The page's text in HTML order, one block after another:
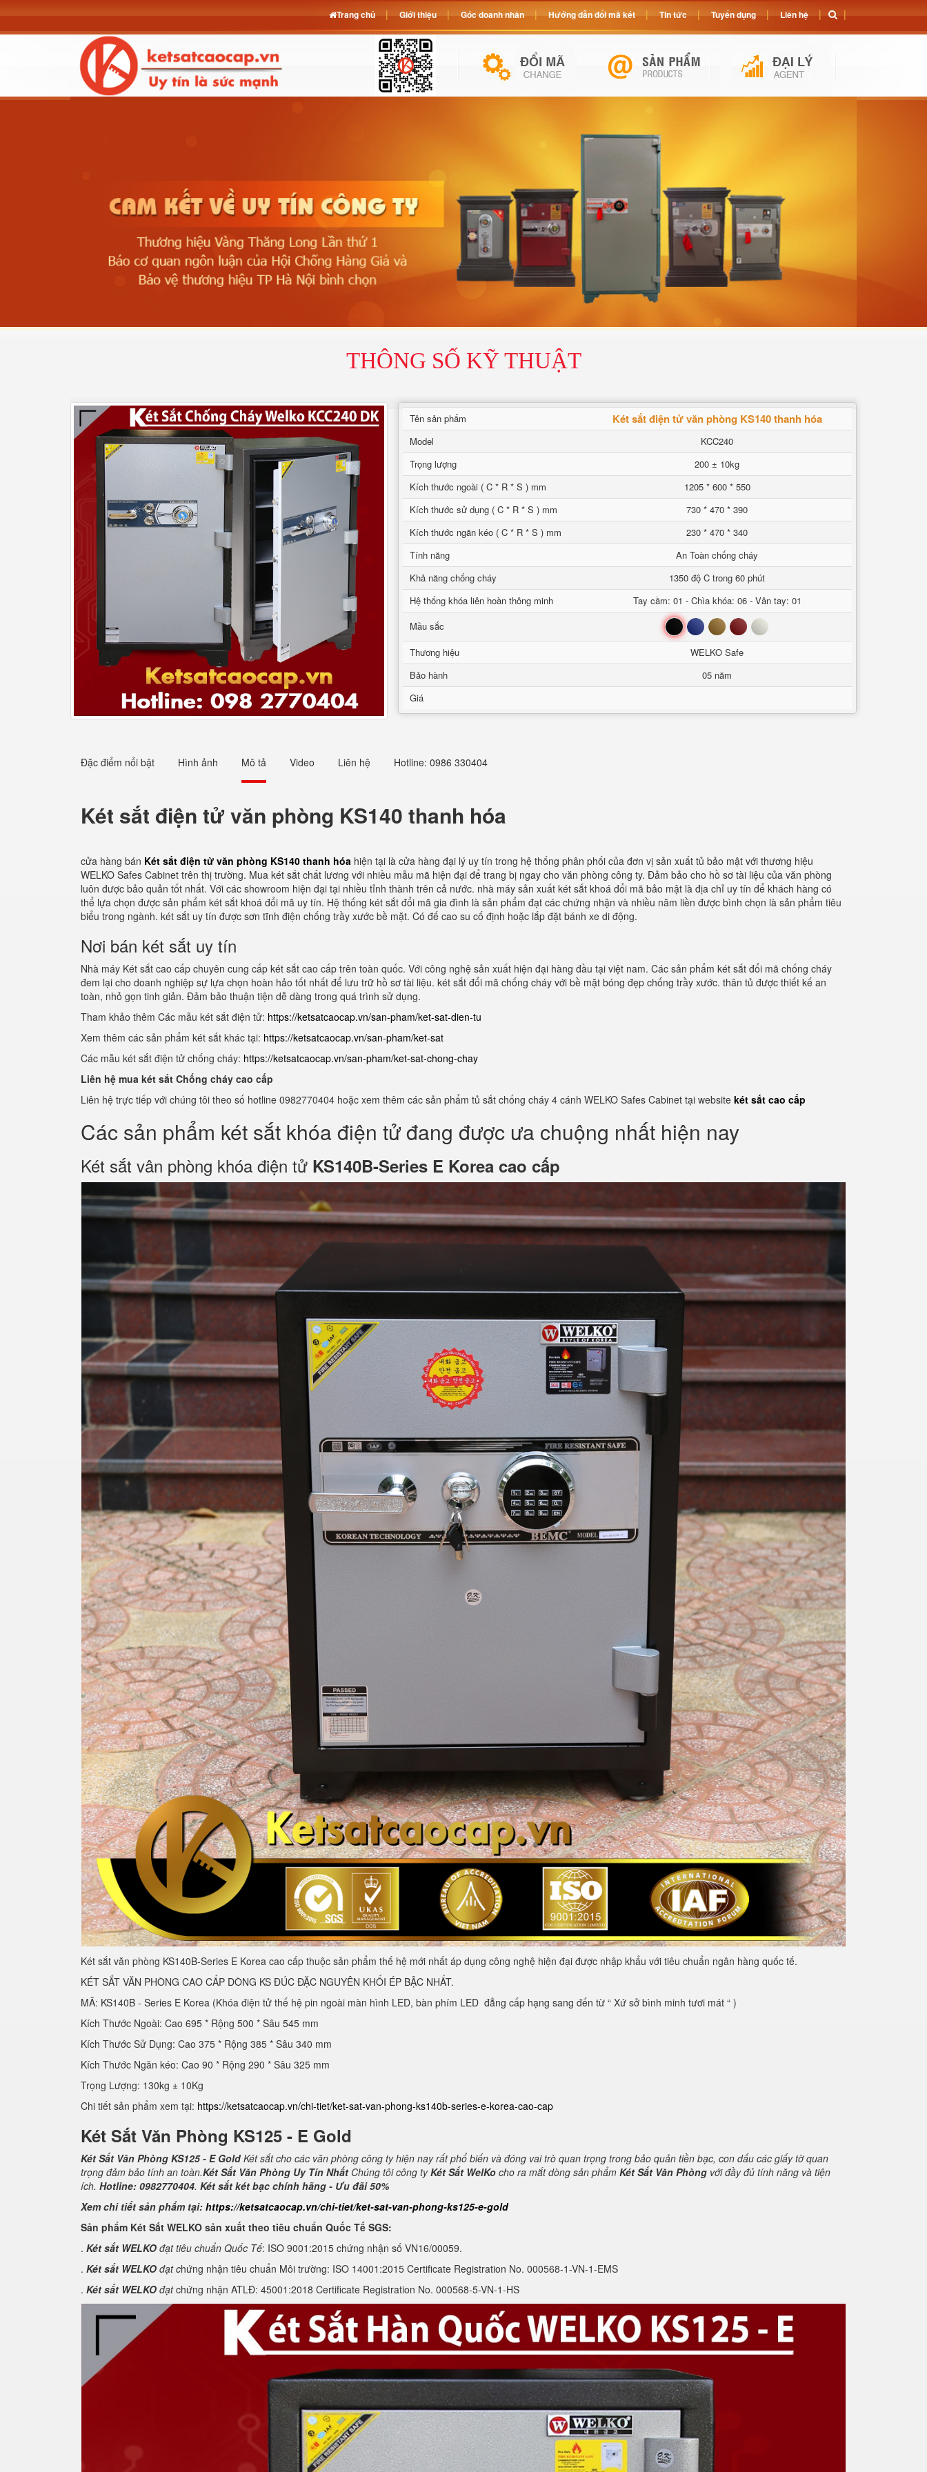
THÔNG SỐ KỸ THUẬT
Tên sản phẩm Két sắt điện tử văn phòng KS140 thanh hóa
Model
KCC240
Trọng lượng
200 ± 10kg
Kích thước ngoài ( C * R * S ) mm
1205 * 600 * 550
Kích thước sử dụng ( C * R * S ) mm
730 * 470 * 390
Kích thước ngăn kéo ( C * R * S ) mm
230 * 470 * 340
Tính năng
An Toàn chống cháy
Khả năng chống cháy
1350 độ C trong 60 phút
Hệ thống khóa liên hoàn thông minh
Tay cầm: 01 - Chìa khóa: 06 - Vân tay: 01
Mầu sắc
Đen Xanh Nâu Đỏ Trắng
Thương hiệu
WELKO Safe
Bảo hành
05 năm
Giá
Đặc điểm nổi bật Hình ảnh Mô tả Video Liên hệ Hotline: 0986 330404
Két sắt điện tử văn phòng KS140 thanh hóa
cửa hàng bán Két sắt điện tử văn phòng KS140 thanh hóa hiện tại là cửa hàng đại lý uy tín trong hệ thống phân phối của đơn vị sản xuất tủ bảo mật với thương hiệu
WELKO Safes Cabinet trên thị trường. Mua két sắt chất lương với nhiều mẫu mã hiện đại để trang bị ngay cho văn phòng công ty. Đảm bảo cho hồ sơ tài liệu của văn phòng
luôn được bảo quản tốt nhất. Với các showroom hiện đại tại nhiều tỉnh thành trên cả nước. nhà máy sản xuất két sắt khoá đổi mã bảo mật là địa chỉ uy tín để khách hàng có
thể lựa chọn được sản phẩm két sắt khoá đổi mã uy tín. Hệ thống két sắt đổi mã gia đình là sản phẩm đạt các chứng nhận và nhiều năm liền được bình chọn là sản phẩm tiêu
biểu trong ngành. két sắt uy tín được sơn tĩnh điện chống trầy xước bề mặt. Có đế cao su cố định hoặc lắp đặt bánh xe di động.
Nơi bán két sắt uy tín
Nhà máy Két sắt cao cấp chuyên cung cấp két sắt cao cấp trên toàn quốc. Với công nghệ sản xuất hiện đại hàng đầu tại việt nam. Các sản phẩm két sắt đổi mã chống cháy
đem lại cho doanh nghiệp sự lựa chọn hoàn hảo tốt nhất để lưu trữ hồ sơ tài liệu. két sắt đổi mã chống cháy với bề mặt bóng đẹp chống trầy xước. thân tủ được thiết kế an
toàn, nhỏ gọn tinh giản. Đảm bảo thuận tiện dễ dàng trong quá trình sử dụng.
Tham khảo thêm Các mẫu két sắt điện tử: https://ketsatcaocap.vn/san-pham/ket-sat-dien-tu
Xem thêm các sản phẩm két sắt khác tại: https://ketsatcaocap.vn/san-pham/ket-sat
Các mẫu két sắt điện tử chống cháy: https://ketsatcaocap.vn/san-pham/ket-sat-chong-chay
Liên hệ mua két sắt Chống cháy cao cấp
Liên hệ trực tiếp với chúng tôi theo số hotline 0982770404 hoặc xem thêm các sản phẩm tủ sắt chống cháy 4 cánh WELKO Safes Cabinet tại website két sắt cao cấp
Các sản phẩm két sắt khóa điện tử đang được ưa chuộng nhất hiện nay
Két sắt vân phòng khóa điện tử KS140B-Series E Korea cao cấp
Két sắt văn phòng KS140B-Series E Korea cao cấp thuộc sản phẩm thế hệ mới nhất áp dụng công nghệ hiện đại được nhập khẩu với tiêu chuẩn ngân hàng quốc tế.
KÉT SẮT VĂN PHÒNG CAO CẤP DÒNG KS ĐÚC ĐẶC NGUYÊN KHỐI ÉP BẬC NHẤT.
MÃ: KS140B - Series E Korea (Khóa điện tử thế hệ pin ngoài màn hình LED, bàn phím LED đẳng cấp hạng sang đến từ “ Xứ sở bình minh tươi mát “ )
Kích Thước Ngoài: Cao 695 * Rộng 500 * Sâu 545 mm
Kích Thước Sử Dụng: Cao 375 * Rộng 385 * Sâu 340 mm
Kích Thước Ngăn kéo: Cao 90 * Rộng 290 * Sâu 325 mm
Trọng Lượng: 130kg ± 10Kg
Chi tiết sản phẩm xem tại: https://ketsatcaocap.vn/chi-tiet/ket-sat-van-phong-ks140b-series-e-korea-cao-cap
Két Sắt Văn Phòng KS125 - E Gold
Két Sắt Văn Phòng KS125 - E GoldKét sắt cho các văn phòng công ty hiện nay rất phổ biến và đóng vai trò quan trọng trong bảo quản tiền bạc, con dấu các giấy tờ quan
trọng đảm bảo tính an toàn.Két Sắt Văn Phòng Uy Tín Nhất Chúng tôi công tyKét Sắt WelKo cho ra mắt dòng sản phẩm Két Sắt Văn Phòng với đầy đủ tính năng và tiện
ích. Hotline: 0982770404. Két sắt két bạc chính hãng - Ưu đãi 50%
Xem chi tiết sản phẩm tại: https://ketsatcaocap.vn/chi-tiet/ket-sat-van-phong-ks125-e-gold
Sản phẩm Két Sắt WELKO sản xuất theo tiêu chuẩn Quốc Tế SGS:
. Két sắt WELKO đạt tiêu chuẩn Quốc Tế: ISO 9001:2015 chứng nhận số VN16/00059.
. Két sắt WELKO đạt chứng nhận tiêu chuẩn Môi trường: ISO 14001:2015 Certificate Registration No. 000568-1-VN-1-EMS
. Két sắt WELKO đạtchứng nhận ATLĐ: 45001:2018 Certificate Registration No. 000568-5-VN-1-HS
Trang chủ Giới thiệu Góc doanh nhân Hướng dẫn đổi mã két Tin tức Tuyển dụng Liên hệ